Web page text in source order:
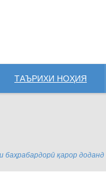
ТАЪРИХИ НОҲИЯ
қарор доданд